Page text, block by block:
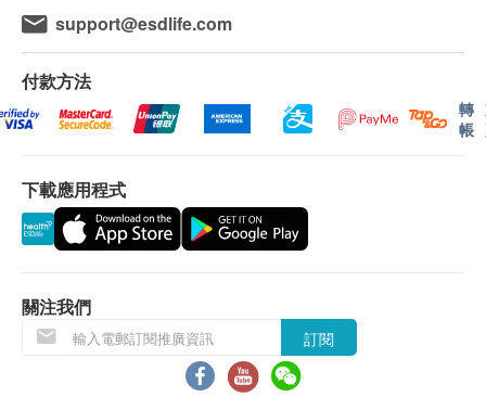
谷丙轉氨酶
鹼性磷酸酶
丙種谷氨酰轉肽酶
白蛋白
氯化物
鉀
鈉
肌酸酐
腎絲球過濾率
此項交易必須經醫生評估是否適合進行疫苗注射。如
醫生認為不適合注射疫苗，將取消此計劃的服務，全
數費用退回。
進檢查報告， 工作天不包括星期六、日及公眾假期。
(指定性傳染病檢查計劃的報告時間，請參考其產品頁
面)
A. 本地客戶:
親身領取：親身前往檢驗中心
醫生講解報告時間 (如適用) :
佐敦：星期一至六 9:00am-1:00pm
support@esdlife.com
付款方法
轉
帳
下載應用程式
關注我們
訂閱